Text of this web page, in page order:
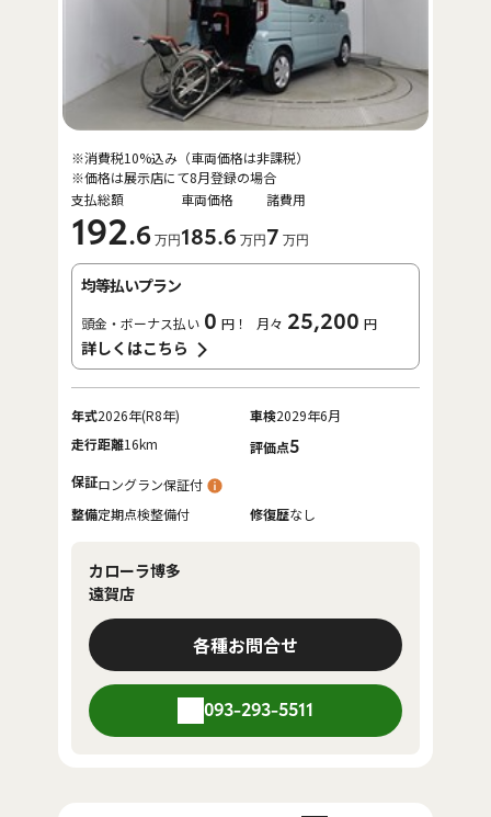
支払総額
192.6 万円
車両価格
185.6 万円
諸費用
7 万円
※消費税10%込み（車両価格は非課税）
※価格は展示店にて8月登録の場合
均等払いプラン
頭金・ボーナス払い 0 円！ 月々 25,200 円
詳しくはこちら
年式2026年(R8年) 車検2029年6月
走行距離16km 評価点5
保証ロングラン保証付
整備定期点検整備付 修復歴なし
カローラ博多
遠賀店
各種お問合せ
093-293-5511